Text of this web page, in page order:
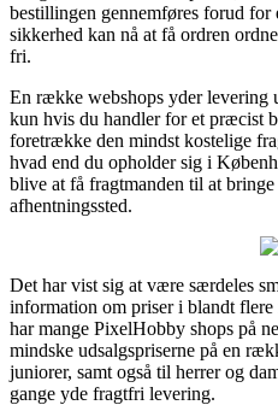
bestillingen gennemføres forud
sikkerhed kan nå at få ordren
fri.
En række webshops yder levering
kun hvis du handler for et præcist
foretrække den mindst kostelige
hvad end du opholder sig i
blive at få fragtmanden til at
afhentningssted.
Det har vist sig at være særdeles
information om priser i blandt flere
har mange PixelHobby shops på
mindske udsalgspriserne på en
juniorer, samt også til herrer og
gange yde fragtfri levering.